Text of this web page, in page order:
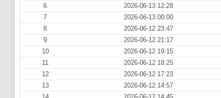
6
2026-06-13 12:28
7
2026-06-13 00:00
8
2026-06-12 23:47
9
2026-06-12 21:17
10
2026-06-12 19:15
11
2026-06-12 18:25
12
2026-06-12 17:23
13
2026-06-12 14:57